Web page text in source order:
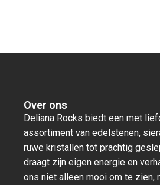
Over ons
Deliana Rocks biedt een met
assortiment van edelstenen,
ruwe kristallen tot prachtig
draagt zijn eigen energie en
ons niet alleen mooi om te zien,